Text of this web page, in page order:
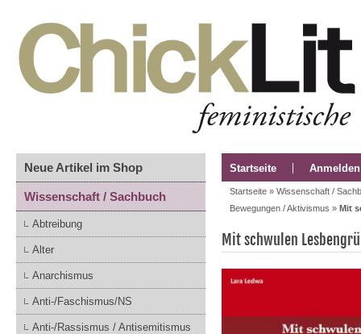
Neue Artikel im Shop
Wissenschaft / Sachbuch
Abtreibung
Alter
Anarchismus
Anti-/Faschismus/NS
Anti-/Rassismus / Antisemitismus
Startseite Anmelden
Startseite » Wissenschaft /
Bewegungen / Aktivismus » Mit
Mit schwulen